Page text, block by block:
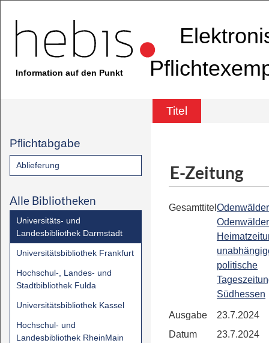
Information auf den Punkt
Titel
Pflichtabgabe
Ablieferung
Alle Bibliotheken
Universitäts- und
Landesbibliothek Darmstadt
Universitätsbibliothek Frankfurt
Hochschul-, Landes- und
Stadtbibliothek Fulda
Universitätsbibliothek Kassel
Hochschul- und
Landesbibliothek RheinMain
E-Zeitung
Gesamttitel
Odenwälder
politische
Südhessen
Ausgabe
23.7.2024
Datum
23.7.2024